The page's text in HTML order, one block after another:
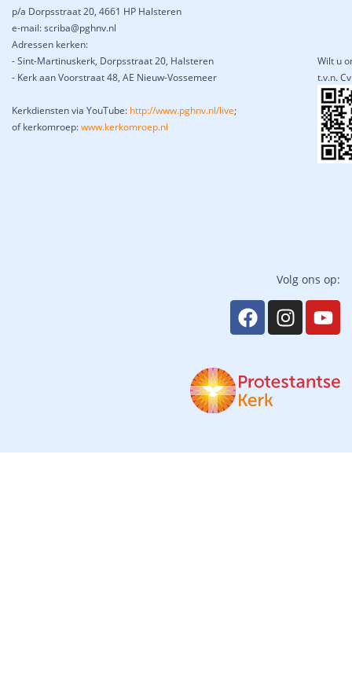
p/a Dorpsstraat 20, 4661 HP Halsteren
e-mail: scriba@pghnv.nl
Adressen kerken:
- Sint-Martinuskerk, Dorpsstraat 20, Halsteren
- Kerk aan Voorstraat 48, AE Nieuw-Vossemeer
Kerkdiensten via YouTube: http://www.pghnv.nl/live;
of kerkomroep:www.kerkomroep.nl
Wilt u
t.v.n.
Volg ons op: